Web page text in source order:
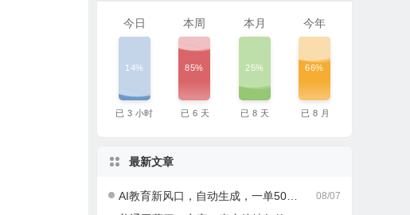
今日
14%
已 3 小时
本周
85%
已 6 天
本月
25%
已 8 天
今年
66%
已 8 月
最新文章
08/07
AI教育新风口，自动生成，一单500+，月入2W+!